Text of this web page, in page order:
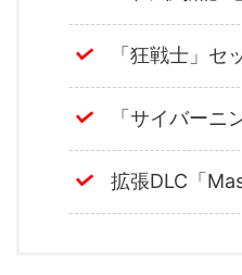
「狂戦士」セ
「サイバーニ
拡張DLC「